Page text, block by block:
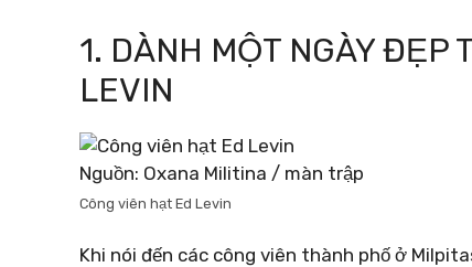
1. DÀNH MỘT NGÀY ĐẸP
LEVIN
Nguồn: Oxana Militina / màn trập
Công viên hạt Ed Levin
Khi nói đến các công viên thành phố ở